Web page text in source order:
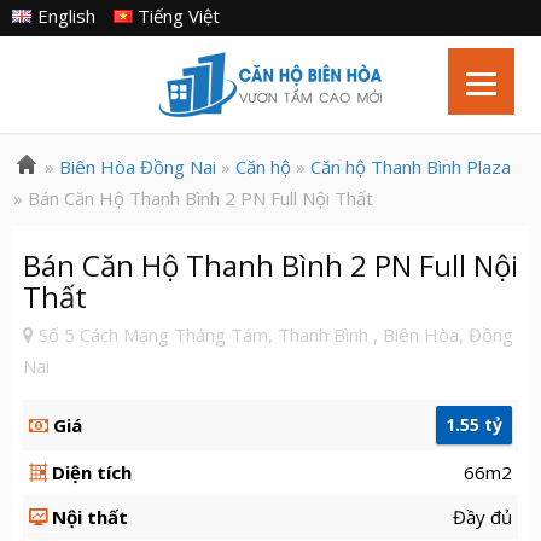
Tiếng Việt
English
» Biên Hòa Đồng Nai » Căn hộ» Căn hộ Thanh Bình Plaza
» Bán Căn Hộ Thanh Bình 2 PN Full Nội Thất
Bán Căn Hộ Thanh Bình 2 PN Full Nội
Thất
Số 5 Cách Mạng Tháng Tám, Thanh Bình , Biên Hòa, Đồng
Nai
Giá 1.55 tỷ
Diện tích
66m2
Nội thất
Đầy đủ